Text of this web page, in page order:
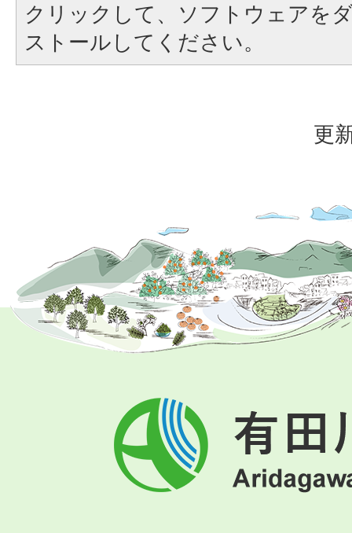
クリックして、ソフトウェアを
ストールしてください。
更
有
田
川
町